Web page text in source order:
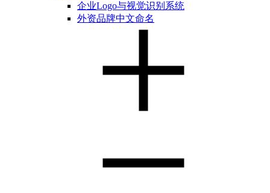
企业Logo与视觉识别系统
外资品牌中文命名